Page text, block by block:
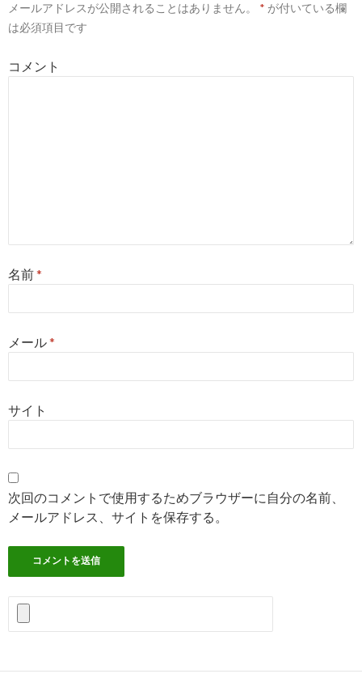
メールアドレスが公開されることはありません。 * が付いている欄
は必須項目です
コメント
名前*
メール*
サイト
次回のコメントで使用するためブラウザーに自分の名前、
メールアドレス、サイトを保存する。